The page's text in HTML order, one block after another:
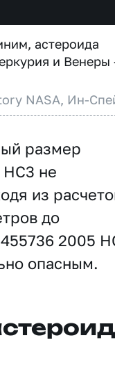
астероида
и Венеры
NASA, Ин-
размер
не
из
до
2005
опасным.